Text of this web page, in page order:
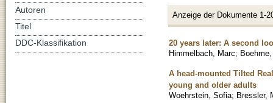
Anzeige der Dokumente 1-
20 years later: A second
Himmelbach, Marc;
A head-mounted Tilted
young and older adults
Woehrstein, Sofia; Bressler,
Autoren
Titel
DDC-Klassifikation